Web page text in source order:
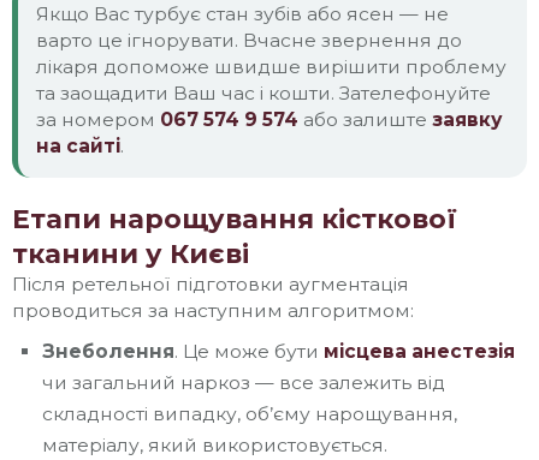
Якщо Вас турбує стан зубів або ясен — не
варто це ігнорувати. Вчасне звернення до
лікаря допоможе швидше вирішити проблему
та заощадити Ваш час і кошти. Зателефонуйте
за номером 067 574 9 574 або залиште заявку
на сайті.
Етапи нарощування кісткової
тканини у Києві
Після ретельної підготовки аугментація
проводиться за наступним алгоритмом:
Знеболення. Це може бути місцева анестезія
чи загальний наркоз — все залежить від
складності випадку, об’єму нарощування,
матеріалу, який використовується.